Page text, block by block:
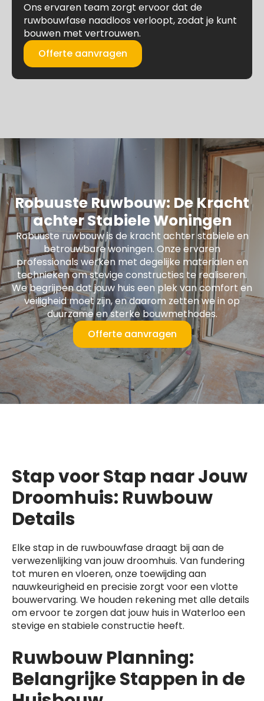
Ons ervaren team zorgt ervoor dat de
ruwbouwfase naadloos verloopt, zodat je kunt
bouwen met vertrouwen.
Offerte aanvragen
Robuuste Ruwbouw: De Kracht
achter Stabiele Woningen
Robuuste ruwbouw is de kracht achter stabiele en
betrouwbare woningen. Onze ervaren
professionals werken met degelijke materialen en
technieken om stevige constructies te realiseren.
We begrijpen dat jouw huis een plek van comfort en
veiligheid moet zijn, en daarom zetten we in op
duurzame en sterke bouwmethodes.
Offerte aanvragen
Stap voor Stap naar Jouw
Droomhuis: Ruwbouw
Details
Elke stap in de ruwbouwfase draagt bij aan de
verwezenlijking van jouw droomhuis. Van fundering
tot muren en vloeren, onze toewijding aan
nauwkeurigheid en precisie zorgt voor een vlotte
bouwervaring. We houden rekening met alle details
om ervoor te zorgen dat jouw huis in Waterloo een
stevige en stabiele constructie heeft.
Ruwbouw Planning:
Belangrijke Stappen in de